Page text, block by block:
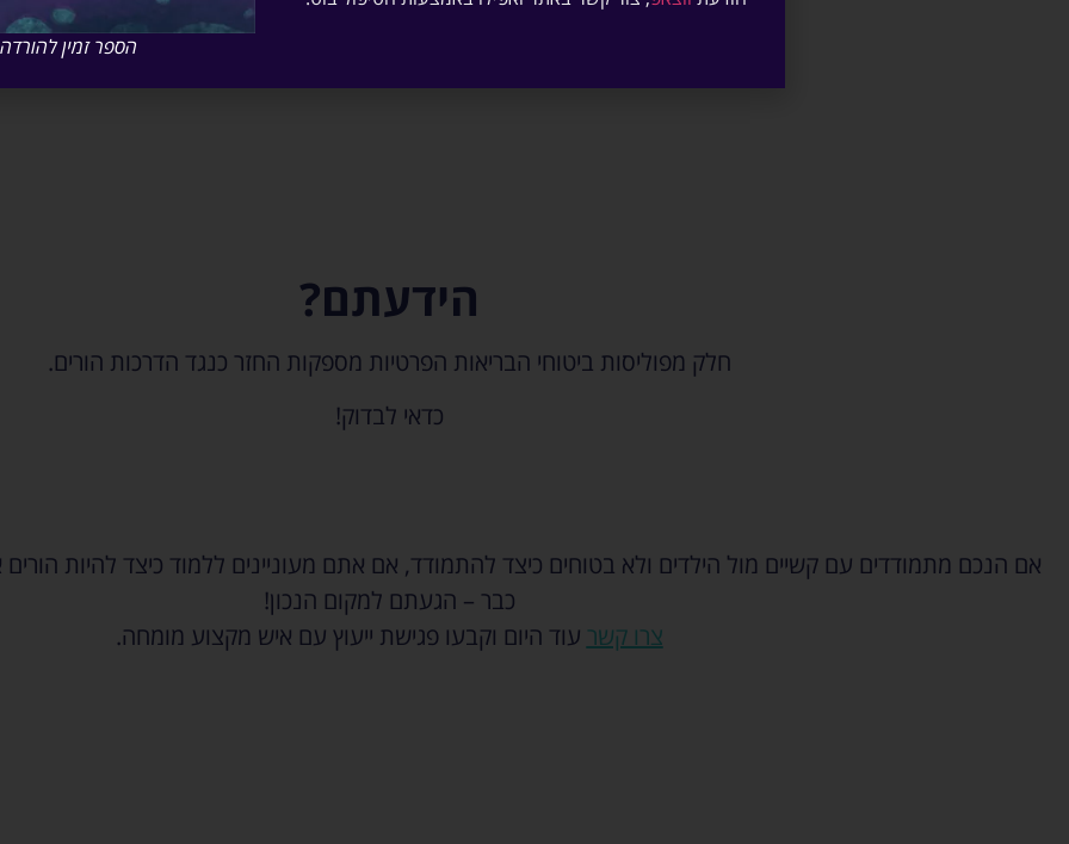
הידעתם?
חלק מפוליסות ביטוחי הבריאות הפרטיות מספקות החזר כנגד הדרכות הורים.
כדאי לבדוק!
אם הנכם מתמודדים עם קשיים מול הילדים ולא בטוחים כיצד להתמודד, אם אתם מעוניינים ללמוד כיצד להיות
כבר – הגעתם למקום הנכון!
צרו קשר עוד היום וקבעו פגישת ייעוץ עם איש מקצוע מומחה.
הספר זמין